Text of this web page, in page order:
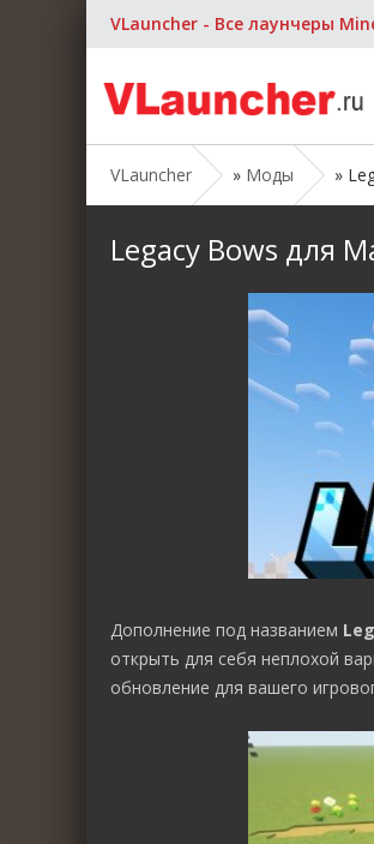
VLauncher - Все лаунчеры
VLauncher » Моды »
Legacy Bows для
Дополнение под названием
открыть для себя неплохой
обновление для вашего